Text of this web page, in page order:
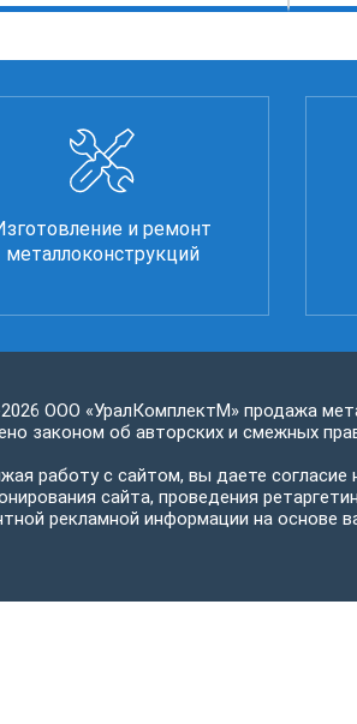
и ремонт
металлоконструкций
ООО «УралКомплектМ» продажа
законом об авторских и смежных
работу с сайтом, вы даете
сайта, проведения
рекламной информации на основе